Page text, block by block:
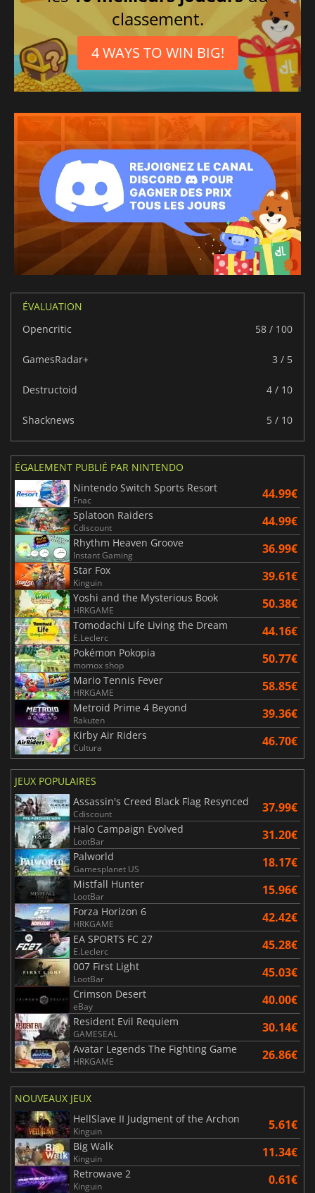
classement.
4 WAYS TO WIN BIG!
ÉVALUATION
Opencritic
58 / 100
GamesRadar+ 3 / 5
Destructoid 4 / 10
Shacknews 5 / 10
ÉGALEMENT PUBLIÉ PAR NINTENDO
Nintendo Switch Sports Resort
Fnac 44.99€
Splatoon Raiders
Cdiscount 44.99€
Rhythm Heaven Groove
Instant Gaming 36.99€
Star Fox
Kinguin 39.61€
Yoshi and the Mysterious Book
HRKGAME 50.38€
Tomodachi Life Living the Dream
E.Leclerc 44.16€
Pokémon Pokopia
momox shop 50.77€
Mario Tennis Fever
HRKGAME 58.85€
Metroid Prime 4 Beyond
Rakuten 39.36€
Kirby Air Riders
Cultura 46.70€
JEUX POPULAIRES
Assassin's Creed Black Flag Resynced
Cdiscount 37.99€
Halo Campaign Evolved
LootBar 31.20€
Palworld
Gamesplanet US 18.17€
Mistfall Hunter
LootBar 15.96€
Forza Horizon 6
HRKGAME 42.42€
EA SPORTS FC 27
E.Leclerc 45.28€
007 First Light
LootBar 45.03€
Crimson Desert
eBay 40.00€
Resident Evil Requiem
GAMESEAL 30.14€
Avatar Legends The Fighting Game
HRKGAME 26.86€
NOUVEAUX JEUX
HellSlave II Judgment of the Archon
Kinguin 5.61€
Big Walk
Kinguin 11.34€
Retrowave 2
Kinguin 0.61€